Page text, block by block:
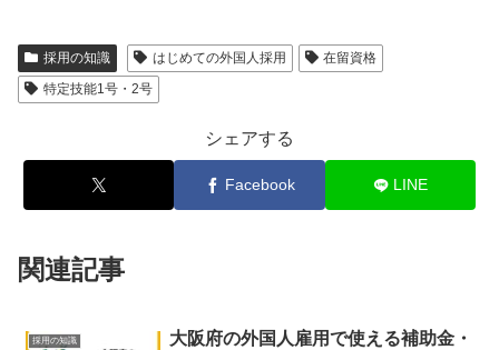
採用の知識 はじめての外国人採用
在留資格
特定技能1号・2号
シェアする
Facebook LINE
関連記事
採用の知識
大阪府の外国人雇用で使える補助金・